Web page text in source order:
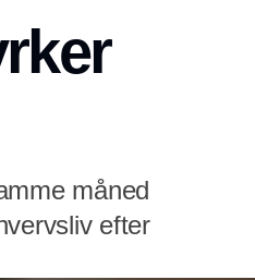
måned
efter